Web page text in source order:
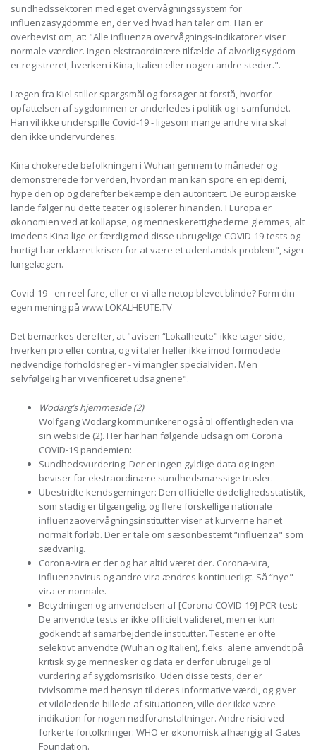
sundhedssektoren med eget overvågningssystem for
influenzasygdomme en, der ved hvad han taler om. Han er
overbevist om, at: "Alle influenza overvågnings-indikatorer viser
normale værdier. Ingen ekstraordinære tilfælde af alvorlig sygdom
er registreret, hverken i Kina, Italien eller nogen andre steder.".
Lægen fra Kiel stiller spørgsmål og forsøger at forstå, hvorfor
opfattelsen af sygdommen er anderledes i politik og i samfundet.
Han vil ikke underspille Covid-19 - ligesom mange andre vira skal
den ikke undervurderes.
Kina chokerede befolkningen i Wuhan gennem to måneder og
demonstrerede for verden, hvordan man kan spore en epidemi,
hype den op og derefter bekæmpe den autoritært. De europæiske
lande følger nu dette teater og isolerer hinanden. I Europa er
økonomien ved at kollapse, og menneskerettighederne glemmes, alt
imedens Kina lige er færdig med disse ubrugelige COVID-19-tests og
hurtigt har erklæret krisen for at være et udenlandsk problem", siger
lungelægen.
Covid-19 - en reel fare, eller er vi alle netop blevet blinde? Form din
egen mening på www.LOKALHEUTE.TV
Det bemærkes derefter, at "avisen “Lokalheute" ikke tager side,
hverken pro eller contra, og vi taler heller ikke imod formodede
nødvendige forholdsregler - vi mangler specialviden. Men
selvfølgelig har vi verificeret udsagnene".
Wodarg’s hjemmeside (2)
Wolfgang Wodarg kommunikerer også til offentligheden via
sin webside (2). Her har han følgende udsagn om Corona
COVID-19 pandemien:
Sundhedsvurdering: Der er ingen gyldige data og ingen
beviser for ekstraordinære sundhedsmæssige trusler.
Ubestridte kendsgerninger: Den officielle dødelighedsstatistik,
som stadig er tilgængelig, og flere forskellige nationale
influenzaovervågningsinstitutter viser at kurverne har et
normalt forløb. Der er tale om sæsonbestemt “influenza" som
sædvanlig.
Corona-vira er der og har altid været der. Corona-vira,
influenzavirus og andre vira ændres kontinuerligt. Så “nye"
vira er normale.
Betydningen og anvendelsen af ​​[Corona COVID-19] PCR-test:
De anvendte tests er ikke officielt valideret, men er kun
godkendt af samarbejdende institutter. Testene er ofte
selektivt anvendte (Wuhan og Italien), f.eks. alene anvendt på
kritisk syge mennesker og data er derfor ubrugelige til
vurdering af sygdomsrisiko. Uden disse tests, der er
tvivlsomme med hensyn til deres informative værdi, og giver
et vildledende billede af situationen, ville der ikke være
indikation for nogen nødforanstaltninger. Andre risici ved
forkerte fortolkninger: WHO er økonomisk afhængig af Gates
Foundation.